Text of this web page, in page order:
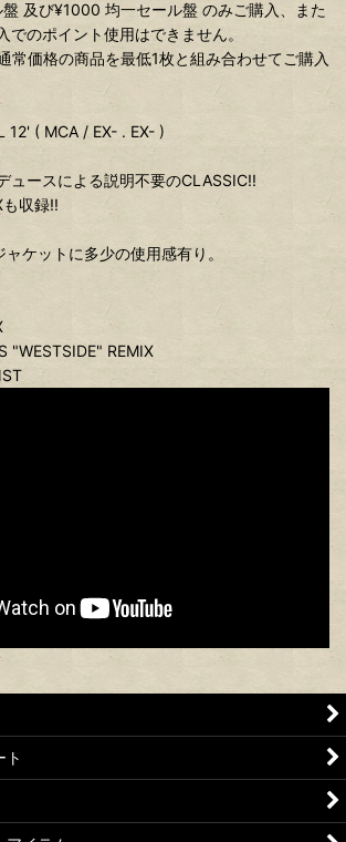
及び¥1000 均一セール盤 のみご購入、また
でのポイント使用はできません。
常価格の商品を最低1枚と組み合わせてご購入
12' ( MCA / EX- . EX- )
ュースによる説明不要のCLASSIC!!
も収録!!
ケットに多少の使用感有り。
"WESTSIDE" REMIX
ト